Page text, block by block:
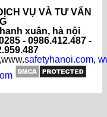
VỤ VÀ TƯ VẤN
xuân, hà nội
- 0986.412.487 -
,www.safetyhanoi.com,